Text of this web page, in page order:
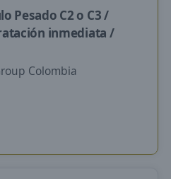
Pesado C2 o C3 /
inmediata /
Colombia